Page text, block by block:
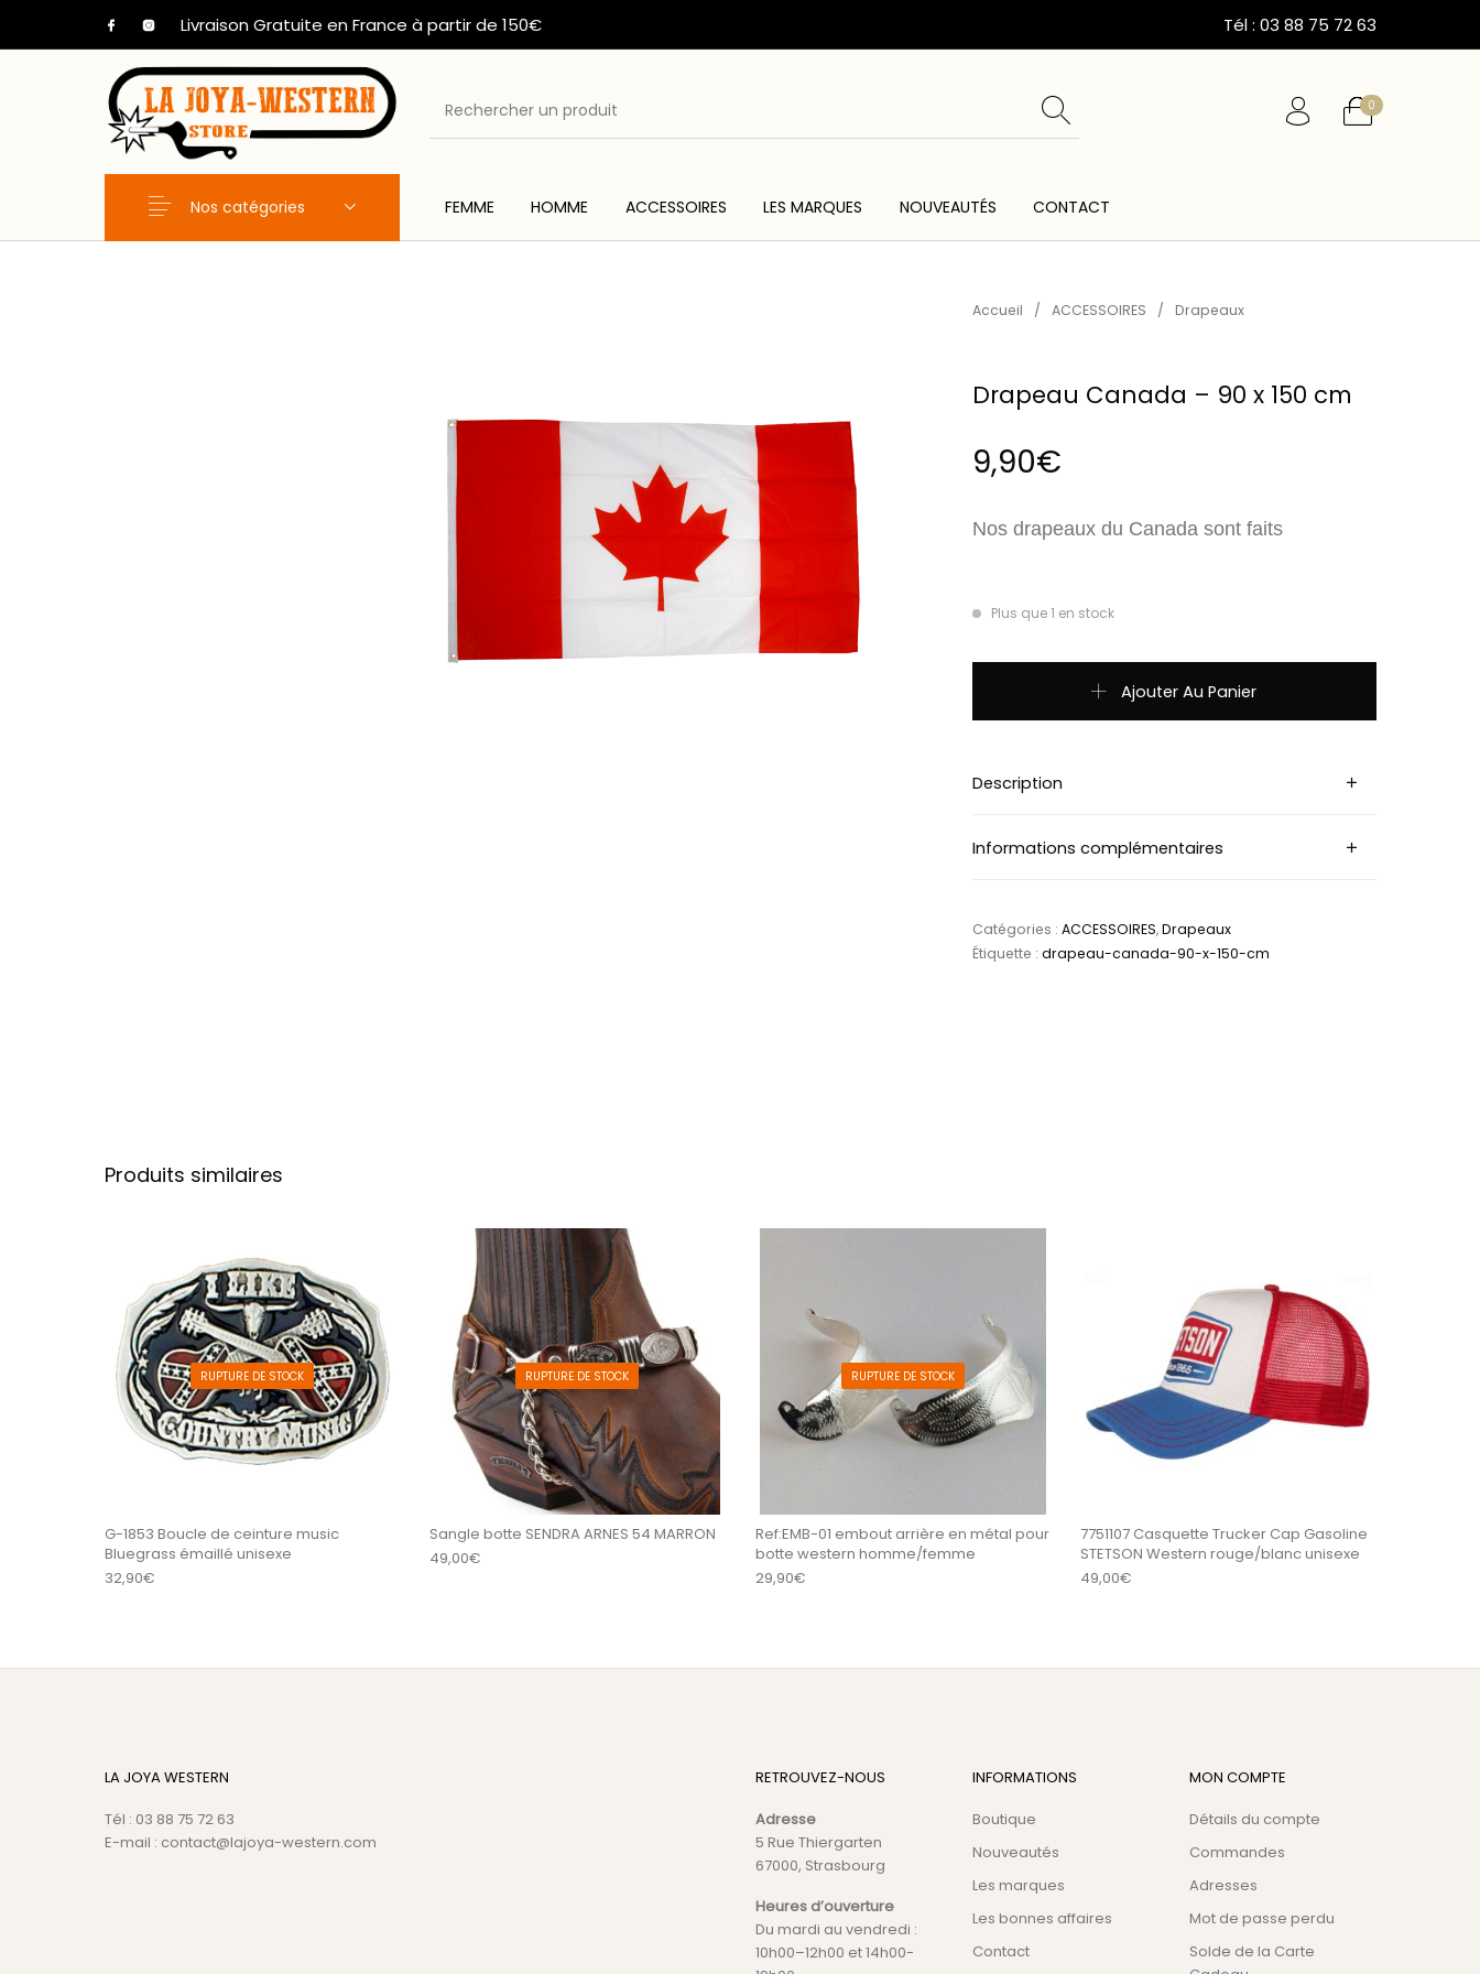
Livraison Gratuite en France à partir de 150€ Tél : 03 88 75 72 63
0
FEMME HOMME ACCESSOIRES LES MARQUES NOUVEAUTÉS CONTACT
Nos catégories
Accueil / ACCESSOIRES / Drapeaux
Drapeau Canada – 90 x 150 cm
9,90€
Nos drapeaux du Canada sont faits
Plus que 1 en stock
Ajouter Au Panier
Description
Informations complémentaires
Catégories : ACCESSOIRES,Drapeaux
Étiquette : drapeau-canada-90-x-150-cm
Produits similaires
RUPTURE DE STOCK
G-1853 Boucle de ceinture music
Bluegrass émaillé unisexe
32,90€
RUPTURE DE STOCK
Sangle botte SENDRA ARNES 54 MARRON
49,00€
RUPTURE DE STOCK
Ref:EMB-01 embout arrière en métal pour
botte western homme/femme
29,90€
7751107 Casquette Trucker Cap Gasoline
STETSON Western rouge/blanc unisexe
49,00€
LA JOYA WESTERN
Tél : 03 88 75 72 63
E-mail : contact@lajoya-western.com
RETROUVEZ-NOUS
Adresse
5 Rue Thiergarten
67000, Strasbourg
Heures d’ouverture
Du mardi au vendredi :
10h00–12h00 et 14h00-
INFORMATIONS
Boutique
Nouveautés
Les marques
Les bonnes affaires
Contact
MON COMPTE
Détails du compte
Commandes
Adresses
Mot de passe perdu
Solde de la Carte